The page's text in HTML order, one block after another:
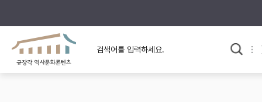
규장각의 어제와 오늘
사료와 문학으로 본